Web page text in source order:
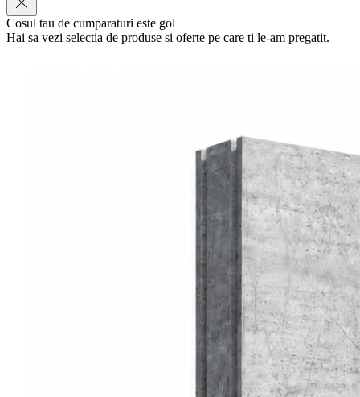
Cosul tau de cumparaturi este gol
Hai sa vezi selectia de produse si oferte pe care ti le-am pregatit.